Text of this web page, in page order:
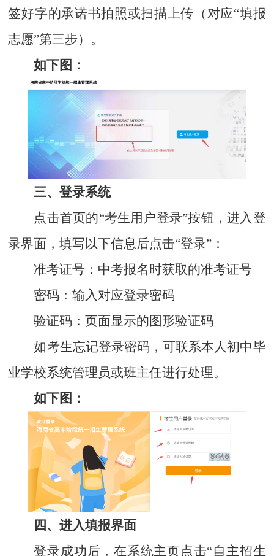
签好字的承诺书拍照或扫描上传（对应“填报
志愿”第三步）。
如下图：
三、登录系统
点击首页的“考生用户登录”按钮，进入登
录界面，填写以下信息后点击“登录”：
准考证号： 中考报名时获取的准考证号
密码：输入对应登录密码
验证码：页面显示的图形验证码
如考生忘记登录密码，可联系本人初中毕
业学校系统管理员或班主任进行处理。
如下图：
四、进入填报界面
登录成功后，在系统主页点击“自主招生